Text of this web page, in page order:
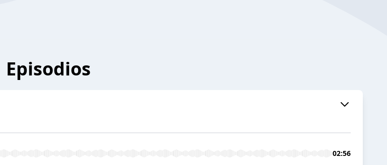
Episodios
02:56